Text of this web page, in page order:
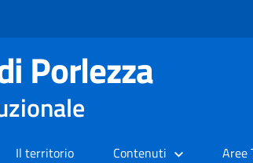
Porlezza
Il territorio Contenuti Aree